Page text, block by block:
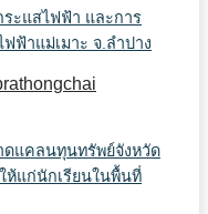
ะแสไฟฟ้า และการ
ฟ้าแม่เมาะ จ.ลำปาง
ดแคลนทุนทรัพย์จังหวัด
ห้แก่นักเรียนในพื้นที่